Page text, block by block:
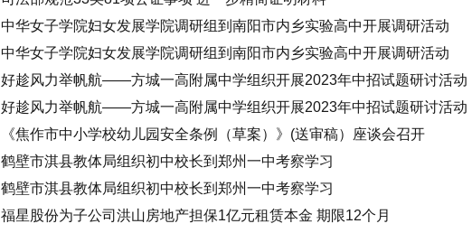
中华女子学院妇女发展学院调研组到南阳市内乡实验高中开展调研活动
中华女子学院妇女发展学院调研组到南阳市内乡实验高中开展调研活动
好趁风力举帆航——方城一高附属中学组织开展2023年中招试题研讨活动
好趁风力举帆航——方城一高附属中学组织开展2023年中招试题研讨活动
《焦作市中小学校幼儿园安全条例（草案）》(送审稿）座谈会召开
鹤壁市淇县教体局组织初中校长到郑州一中考察学习
鹤壁市淇县教体局组织初中校长到郑州一中考察学习
福星股份为子公司洪山房地产担保1亿元租赁本金 期限12个月